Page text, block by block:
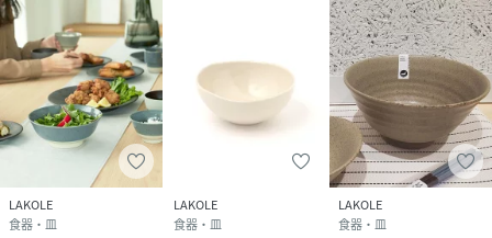
LAKOLE
食器・皿
LAKOLE
食器・皿
LAKOLE
食器・皿